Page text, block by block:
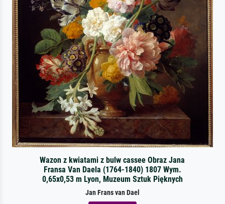
Wazon z kwiatami z bulw cassee Obraz Jana
Fransa Van Daela (1764-1840) 1807 Wym.
0,65x0,53 m Lyon, Muzeum Sztuk Pięknych
Jan Frans van Dael